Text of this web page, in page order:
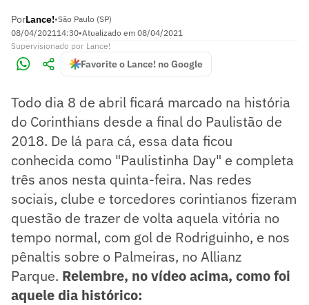
PorLance!•São Paulo (SP)
08/04/202114:30•Atualizado em 08/04/2021
Supervisionado por Lance!
Favorite o Lance! no Google
Todo dia 8 de abril ficará marcado na história
do Corinthians desde a final do Paulistão de
2018. De lá para cá, essa data ficou
conhecida como "Paulistinha Day" e completa
três anos nesta quinta-feira. Nas redes
sociais, clube e torcedores corintianos fizeram
questão de trazer de volta aquela vitória no
tempo normal, com gol de Rodriguinho, e nos
pênaltis sobre o Palmeiras, no Allianz
Parque. Relembre, no vídeo acima, como foi
aquele dia histórico: